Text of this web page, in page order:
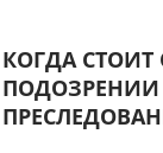
КОГДА
ПОДОЗРЕНИИ